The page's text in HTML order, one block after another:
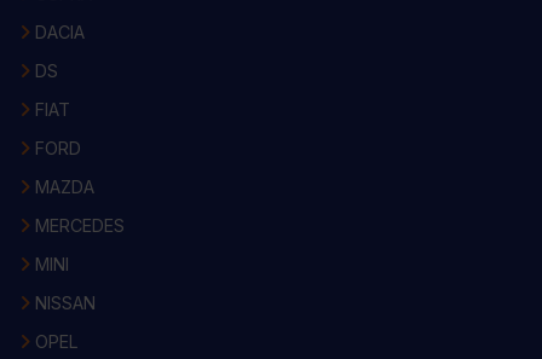
DACIA
DS
FIAT
FORD
MAZDA
MERCEDES
MINI
NISSAN
OPEL